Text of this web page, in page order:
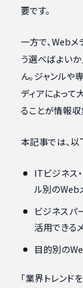
要です。
一方で、Web
う選べばよい
ん。ジャンル
ディアによって
ることが情報収
本記事では、以
ITビジネス
ル別のWeb
ビジネスパ
活用できる
目的別の
「業界トレンド